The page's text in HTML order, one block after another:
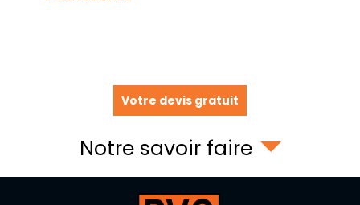
Votre devis gratuit
Notre savoir faire